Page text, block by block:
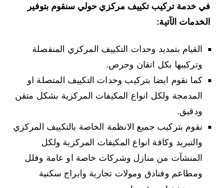
في خدمة تركيب تكييف مركزي حولي سنقوم بتوفير
الخدمات الآتية:
القيام بتمديد وحدات التكييف المركزي المنفصلة
وتركيبها بكل اتقان وحرص.
كما نقوم ايضا بتركيب وحدات التكييف المتصلة او
المدمجة ولكل انواع المكيفات المركزية بشكل متقن
ودقيق.
نقوم بتركيب جميع الانظمة الخاصة بالتكييف المركزي
والتبريد وكافة انواع المكيفات المركزية ولكل
المنشآت من منازل وشركات خاصة او عامة وفلل
ومطاعم وفنادق ومولات تجارية وابراج سكنية